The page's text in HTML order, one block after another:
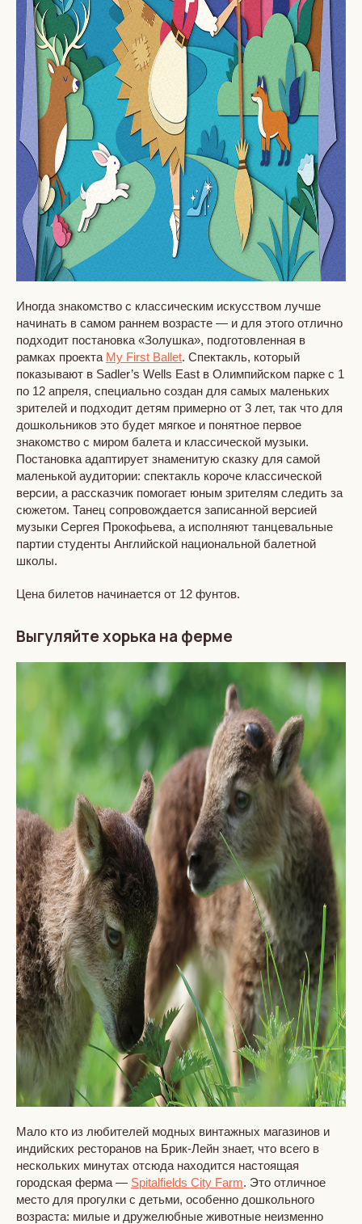
Иногда знакомство с классическим искусством лучше
начинать в самом раннем возрасте — и для этого отлично
подходит постановка «Золушка», подготовленная в
рамках проекта My First Ballet. Спектакль, который
показывают в Sadler’s Wells East в Олимпийском парке с 1
по 12 апреля, специально создан для самых маленьких
зрителей и подходит детям примерно от 3 лет, так что для
дошкольников это будет мягкое и понятное первое
знакомство с миром балета и классической музыки.
Постановка адаптирует знаменитую сказку для самой
маленькой аудитории: спектакль короче классической
версии, а рассказчик помогает юным зрителям следить за
сюжетом. Танец сопровождается записанной версией
музыки Сергея Прокофьева, а исполняют танцевальные
партии студенты Английской национальной балетной
школы.
Цена билетов начинается от 12 фунтов.
Выгуляйте хорька на ферме
Мало кто из любителей модных винтажных магазинов и
индийских ресторанов на Брик-Лейн знает, что всего в
нескольких минутах отсюда находится настоящая
городская ферма — Spitalfields City Farm. Это отличное
место для прогулки с детьми, особенно дошкольного
возраста: милые и дружелюбные животные неизменно